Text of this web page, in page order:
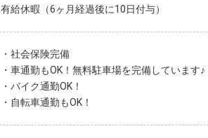
有給休暇（6ヶ月経過後に10日付与）
・社会保険完備
・車通勤もOK！無料駐車場を完備しています♪
・バイク通勤OK！
・自転車通勤もOK！